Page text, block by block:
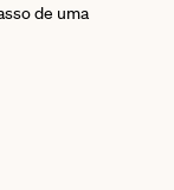
de uma